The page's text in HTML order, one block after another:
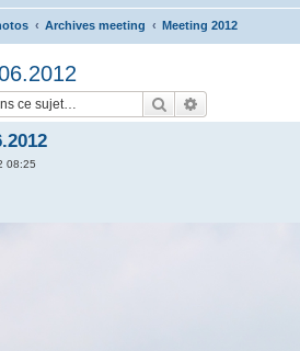
Archives meeting Meeting 2012
Rechercher
08:25